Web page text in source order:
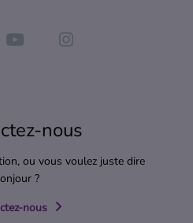
nous
ou vous voulez juste dire
?
nous